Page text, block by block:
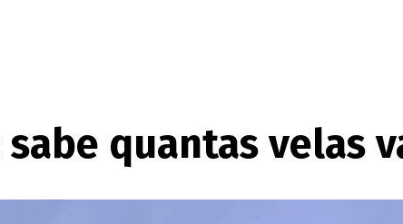
quantas velas